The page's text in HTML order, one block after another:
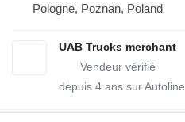
Pologne, Poznan, Poland
UAB Trucks merchant
depuis 4 ans sur Autoline